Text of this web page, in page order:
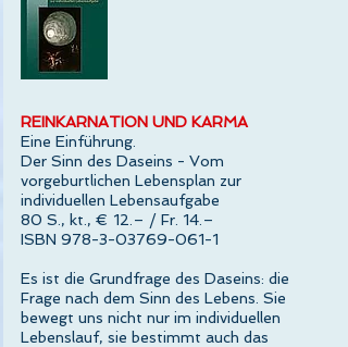
REINKARNATION UND KARMA
Eine Einführung.
Der Sinn des Daseins - Vom
vorgeburtlichen Lebensplan zur
individuellen Lebensaufgabe
80 S., kt., € 12.– / Fr. 14.–
ISBN 978-3-03769-061-1
Es ist die Grundfrage des Daseins: die
Frage nach dem Sinn des Lebens. Sie
bewegt uns nicht nur im individuellen
Lebenslauf, sie bestimmt auch das